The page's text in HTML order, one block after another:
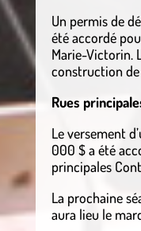
Un permis de
été accordé
Marie-Victorin.
construction
Rues
Le versement
000 $ a été
principales
La prochaine
aura lieu le